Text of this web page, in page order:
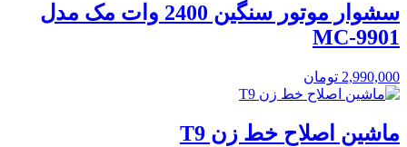
سشوار موتور سنگین 2400 وات مک مدل
MC-9901
2,990,000 تومان
ماشین اصلاح خط زن T9